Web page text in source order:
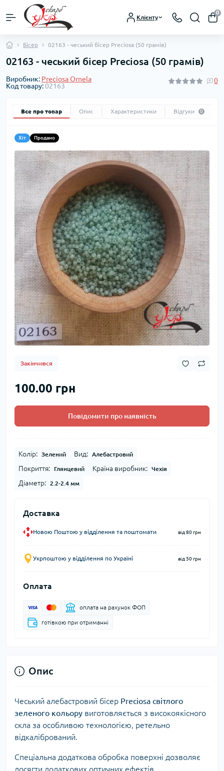
Клієнту
0
Бісер 02163 - чеський бісер Preciosa (50 грамів)
02163 - чеський бісер Preciosa (50 грамів)
Виробник: Preciosa Ornela
Код товару:02163
0
Все про товар Опис Характеристики Відгуки 0
Хіт Продано
Закінчився
100.00 грн
Повідомити про наявність
Колір: Зелений Вид: Алебастровий
Покриття: Глянцевий Країна виробник: Чехія
Діаметр: 2.2-2.4 мм
Доставка
Новою Поштою у відділення та поштомати від 80 грн
Укрпоштою у відділення по Україні від 50 грн
Оплата
оплата на рахунок ФОП
готівкою при отриманні
Опис
Чеський алебастровий бісер Preciosa світлого
зеленого кольору виготовляється з високоякісного
скла за особливою технологією, ретельно
відкалібрований.
Спеціальна додаткова обробка поверхні дозволяє